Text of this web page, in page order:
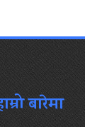
बारेमा